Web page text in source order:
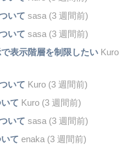
いて sasa (3 週間前)
いて sasa (3 週間前)
表示階層を制限したいKuro
いて Kuro (3 週間前)
て Kuro (3 週間前)
いて sasa (3 週間前)
て enaka (3 週間前)